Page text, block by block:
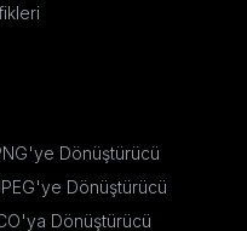
Dönüştürücü
Dönüştürücü
Dönüştürücü